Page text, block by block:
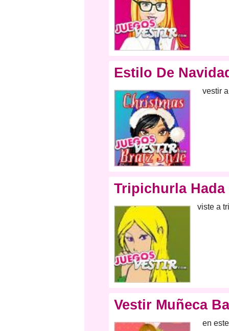
Estilo De
vestir
Tripichurla
viste a
Vestir Muñeca
en